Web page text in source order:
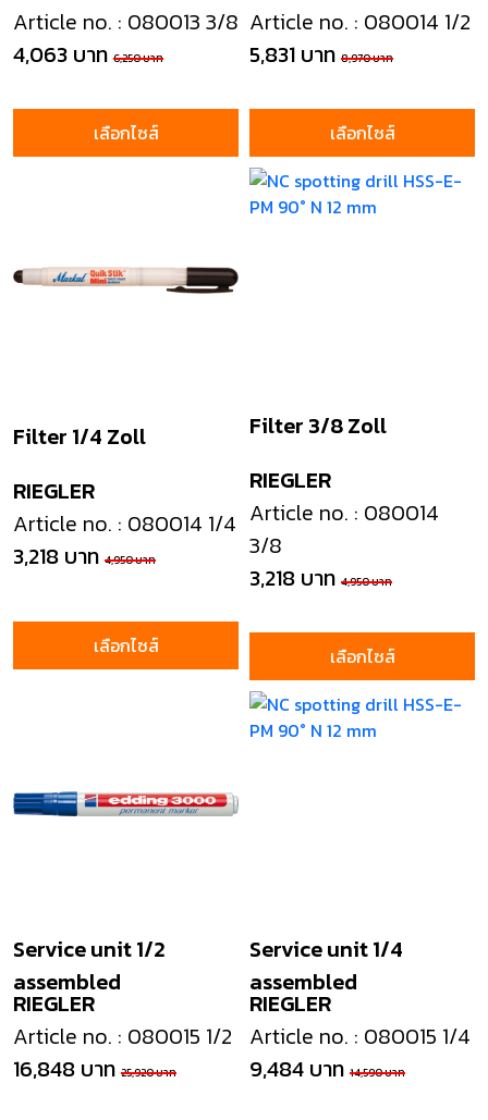
Article no. : 080013 3/8
4,063 บาท 6,250 บาท
เลือกไซส์
Article no. : 080014 1/2
5,831 บาท 8,970 บาท
เลือกไซส์
RIEGLER
Filter 1/4 Zoll
Article no. : 080014 1/4
3,218 บาท 4,950 บาท
เลือกไซส์
RIEGLER
Filter 3/8 Zoll
Article no. : 080014
3/8
3,218 บาท 4,950 บาท
เลือกไซส์
RIEGLER
Service unit 1/2
assembled
Article no. : 080015 1/2
16,848 บาท 25,920 บาท
RIEGLER
Service unit 1/4
assembled
Article no. : 080015 1/4
9,484 บาท 14,590 บาท